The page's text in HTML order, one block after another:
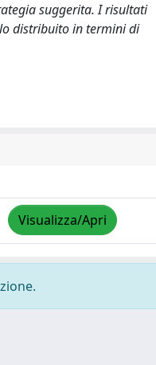
suggerita. I risultati
distribuito in termini di
Visualizza/Apri